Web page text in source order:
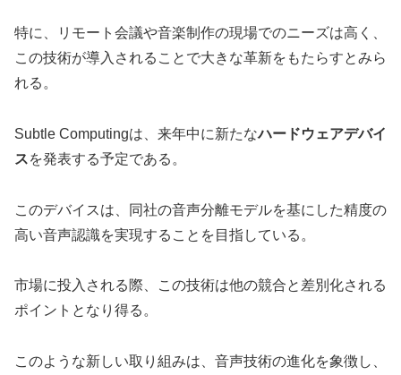
特に、リモート会議や音楽制作の現場でのニーズは高く、
この技術が導入されることで大きな革新をもたらすとみら
れる。
Subtle Computingは、来年中に新たなハードウェアデバイ
スを発表する予定である。
このデバイスは、同社の音声分離モデルを基にした精度の
高い音声認識を実現することを目指している。
市場に投入される際、この技術は他の競合と差別化される
ポイントとなり得る。
このような新しい取り組みは、音声技術の進化を象徴し、